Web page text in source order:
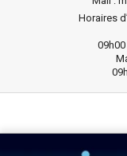
Horaires